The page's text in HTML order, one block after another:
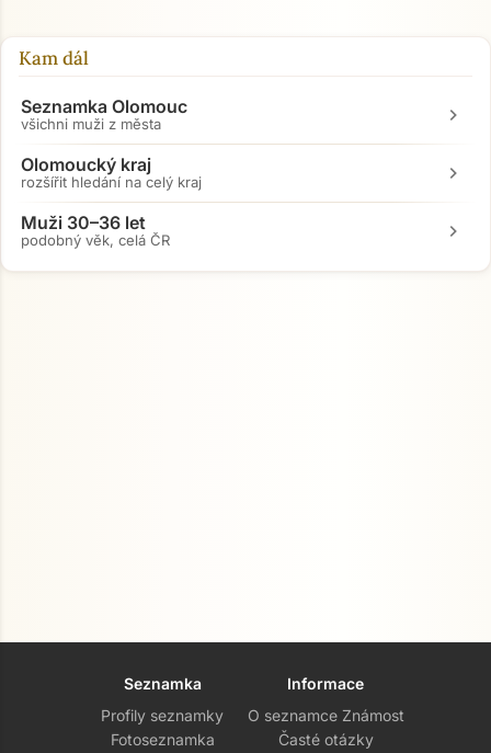
Kam dál
Seznamka Olomouc
všichni muži z města chevron_right
Olomoucký kraj
rozšířit hledání na celý kraj chevron_right
Muži 30–36 let
podobný věk, celá ČR chevron_right
Seznamka
Profily seznamky
Fotoseznamka
Informace
O seznamce Známost
Časté otázky